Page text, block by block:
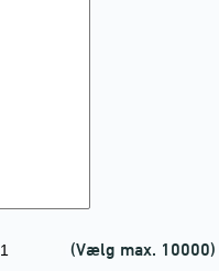
(Vælg max. 10000)